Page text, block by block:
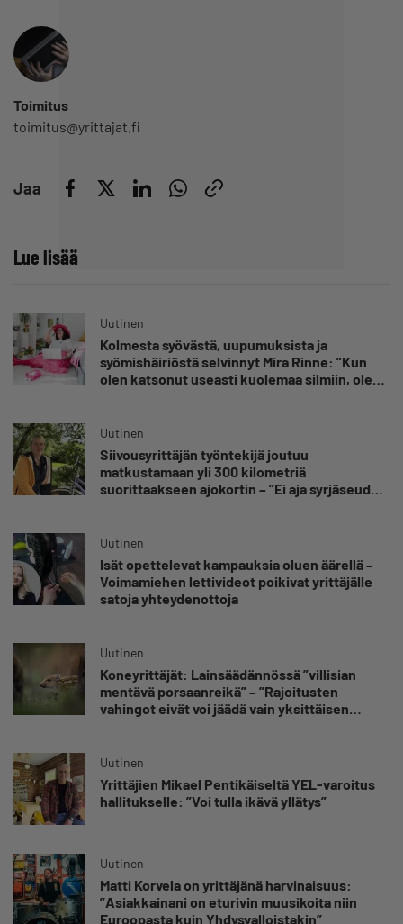
Toimitus
toimitus@yrittajat.fi
Jaa
Lue lisää
Uutinen
Kolmesta syövästä, uupumuksista ja
syömishäiriöstä selvinnyt Mira Rinne: ”Kun
olen katsonut useasti kuolemaa silmiin, olen
Uutinen
Siivousyrittäjän työntekijä joutuu
matkustamaan yli 300 kilometriä
suorittaakseen ajokortin – ”Ei aja syrjäseudun
Uutinen
Isät opettelevat kampauksia oluen äärellä –
Voimamiehen lettivideot poikivat yrittäjälle
satoja yhteydenottoja
Uutinen
Koneyrittäjät: Lainsäädännössä ”villisian
mentävä porsaanreikä” – ”Rajoitusten
vahingot eivät voi jäädä vain yksittäisen
Uutinen
Yrittäjien Mikael Pentikäiseltä YEL-varoitus
hallitukselle: ”Voi tulla ikävä yllätys”
Uutinen
Matti Korvela on yrittäjänä harvinaisuus:
”Asiakkainani on eturivin muusikoita niin
Euroopasta kuin Yhdysvalloistakin”